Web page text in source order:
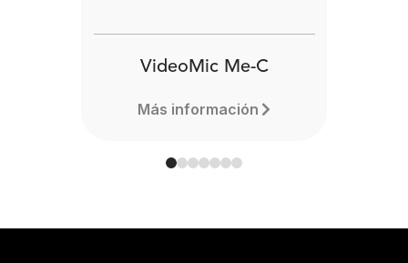
VideoMic Me-C
Más información